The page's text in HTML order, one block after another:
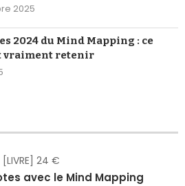
2025
2024 du Mind Mapping : ce
vraiment retenir
[LIVRE] 24 €
avec le Mind Mapping